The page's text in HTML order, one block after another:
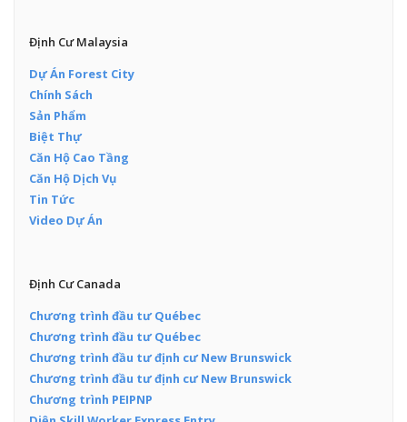
Định Cư Malaysia
Dự Án Forest City
Chính Sách
Sản Phẩm
Biệt Thự
Căn Hộ Cao Tầng
Căn Hộ Dịch Vụ
Tin Tức
Video Dự Án
Định Cư Canada
Chương trình đầu tư Québec
Chương trình đầu tư Québec
Chương trình đầu tư định cư New Brunswick
Chương trình đầu tư định cư New Brunswick
Chương trình PEIPNP